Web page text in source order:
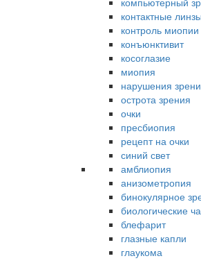
контактные линзы
контроль миопии
конъюнктивит
косоглазие
миопия
нарушения
острота зрения
очки
пресбиопия
рецепт на очки
синий свет
амблиопия
анизометропия
бинокулярное
биологические
блефарит
глазные капли
глаукома